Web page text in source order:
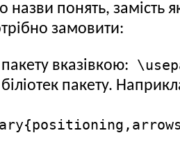
назви понять, замість
замовити:
вказівкою:
пакету.